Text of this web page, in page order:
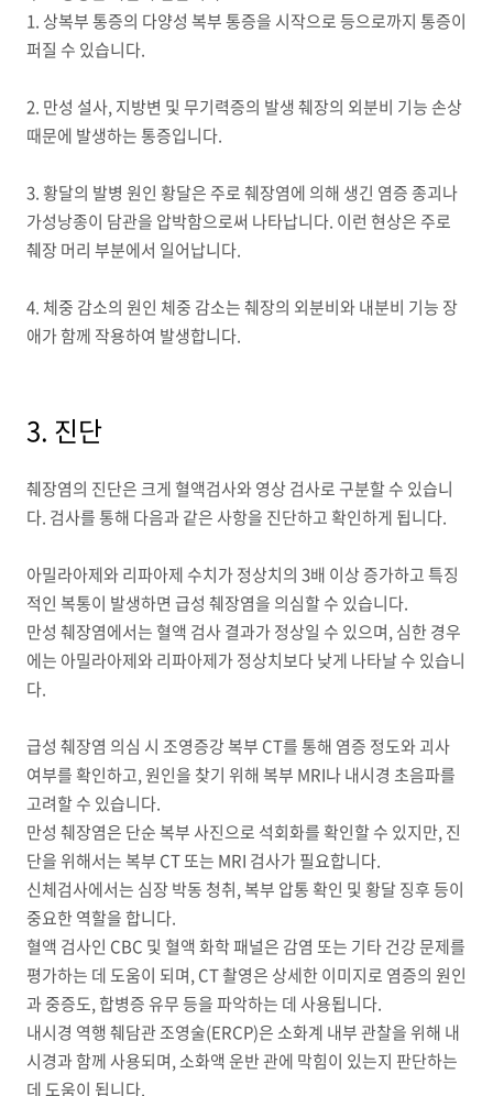
1. 상복부 통증의 다양성 복부 통증을 시작으로 등으로까지 통증이
퍼질 수 있습니다.
2. 만성 설사, 지방변 및 무기력증의 발생 췌장의 외분비 기능 손상
때문에 발생하는 통증입니다.
3. 황달의 발병 원인 황달은 주로 췌장염에 의해 생긴 염증 종괴나
가성낭종이 담관을 압박함으로써 나타납니다. 이런 현상은 주로
췌장 머리 부분에서 일어납니다.
4. 체중 감소의 원인 체중 감소는 췌장의 외분비와 내분비 기능 장
애가 함께 작용하여 발생합니다.
3. 진단
췌장염의 진단은 크게 혈액검사와 영상 검사로 구분할 수 있습니
다. 검사를 통해 다음과 같은 사항을 진단하고 확인하게 됩니다.
아밀라아제와 리파아제 수치가 정상치의 3배 이상 증가하고 특징
적인 복통이 발생하면 급성 췌장염을 의심할 수 있습니다.
만성 췌장염에서는 혈액 검사 결과가 정상일 수 있으며, 심한 경우
에는 아밀라아제와 리파아제가 정상치보다 낮게 나타날 수 있습니
다.
급성 췌장염 의심 시 조영증강 복부 CT를 통해 염증 정도와 괴사
여부를 확인하고, 원인을 찾기 위해 복부 MRI나 내시경 초음파를
고려할 수 있습니다.
만성 췌장염은 단순 복부 사진으로 석회화를 확인할 수 있지만, 진
단을 위해서는 복부 CT 또는 MRI 검사가 필요합니다.
신체검사에서는 심장 박동 청취, 복부 압통 확인 및 황달 징후 등이
중요한 역할을 합니다.
혈액 검사인 CBC 및 혈액 화학 패널은 감염 또는 기타 건강 문제를
평가하는 데 도움이 되며, CT 촬영은 상세한 이미지로 염증의 원인
과 중증도, 합병증 유무 등을 파악하는 데 사용됩니다.
내시경 역행 췌담관 조영술(ERCP)은 소화계 내부 관찰을 위해 내
시경과 함께 사용되며, 소화액 운반 관에 막힘이 있는지 판단하는
데 도움이 됩니다.